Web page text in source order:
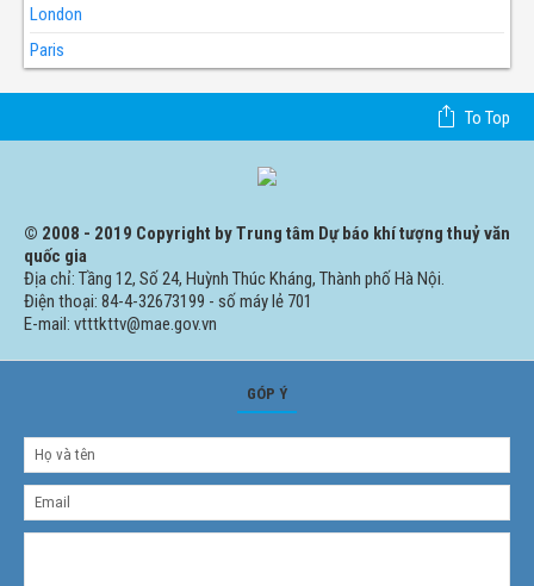
London
Paris
To Top
© 2008 - 2019 Copyright by Trung tâm Dự báo khí tượng thuỷ văn
quốc gia
Địa chỉ: Tầng 12, Số 24, Huỳnh Thúc Kháng, Thành phố Hà Nội.
Điện thoại: 84-4-32673199 - số máy lẻ 701
E-mail: vtttkttv@mae.gov.vn
GÓP Ý